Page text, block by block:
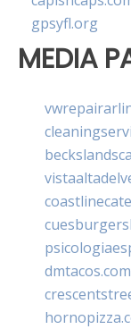
gpsyfl.org
MEDIA
dmtacos.com